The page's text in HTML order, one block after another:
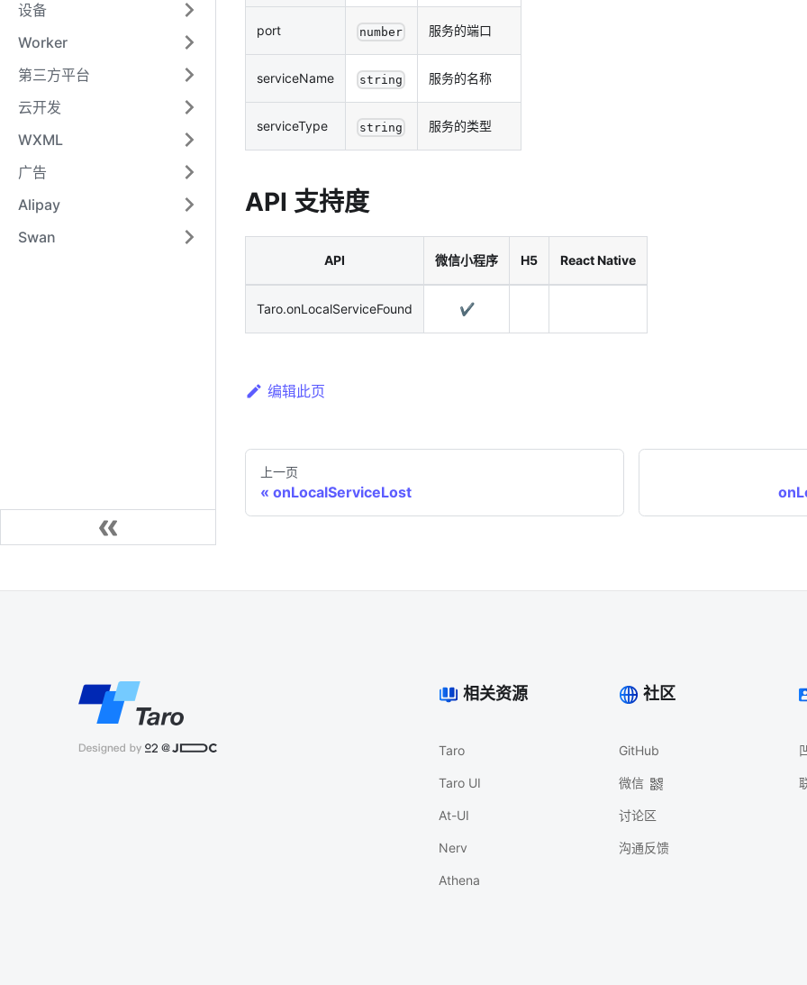
设备
Worker
第三方平台
云开发
WXML
广告
Alipay
Swan
port number 服务的端口
serviceName string 服务的名称
serviceType string 服务的类型
API 支持度
API 微信小程序 H5 React Native
Taro.onLocalServiceFound ✔️
编辑此页
上一页
onLocalServiceLost
相关资源
Taro
Taro UI
At-UI
Nerv
Athena
社区
GitHub
微信
讨论区
沟通反馈